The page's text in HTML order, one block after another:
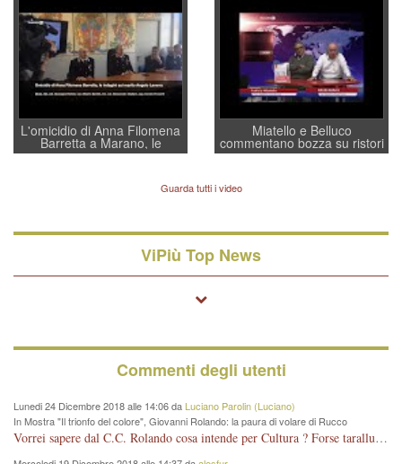
a supporto della cabina di
regia al Mef
L'omicidio di Anna Filomena
Barretta a Marano, le
indagini dei carabinieri di
Lavarra: più avvincenti di
quelle di... Barbara D'Urso
Miatello e Belluco
commentano bozza su ristori
BPVi e Veneto Banca
Guarda tutti i video
ViPiù Top News
Commenti degli utenti
Lunedi 24 Dicembre 2018 alle 14:06 da Luciano Parolin (Luciano)
In Mostra "Il trionfo del colore", Giovanni Rolando: la paura di volare di Rucco
Vorrei sapere dal C.C. Rolando cosa intende per Cultura ? Forse tarallucci, vino e sagre, o spaghetti tricolori del PD ? Il continuo (s)parlare della mostra a Palazzo Chiericati caro consigliere DANNEGGIA FORTEMENTE l'immagine della città TUTTA e fa deviare i consensi che in RUSSIA (badi bene ex U.R.S.S.) sono ECCELLENTI. A livello artistico l'evento è di alta Valenza culturale, COMPITO di Tutta la Cittadinanza fare il possibile per propagandare l'iniziativa senza farne UN CASO PARTITICO come fa Lei da sempre. Meno Gazebo + Partecipazione! E così sia. Amen.